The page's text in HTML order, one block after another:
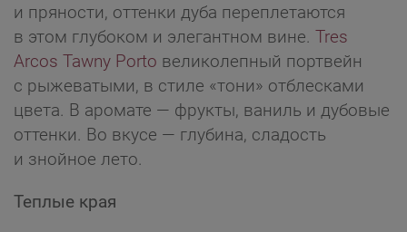
и пряности, оттенки дуба переплетаются
в этом глубоком и элегантном вине. Tres
Arcos Tawny Porto великолепный портвейн
с рыжеватыми, в стиле «тони» отблесками
цвета. В аромате — фрукты, ваниль и дубовые
оттенки. Во вкусе — глубина, сладость
и знойное лето.
Теплые края